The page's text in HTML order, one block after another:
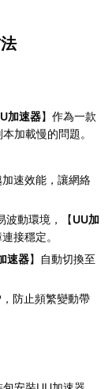
加速器】作為一款
加載慢的問題。
速效能，讓網絡
波動環境，【UU加
接穩定。
速器】自動切換至
防止頻繁變動帶